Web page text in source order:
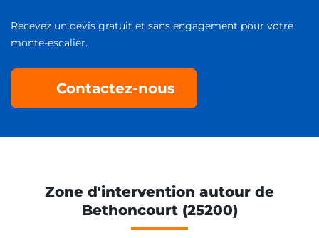
Recevez un devis gratuit et sans engagement pour votre
monte-escalier.
Contactez-nous
Zone d'intervention autour de
Bethoncourt (25200)